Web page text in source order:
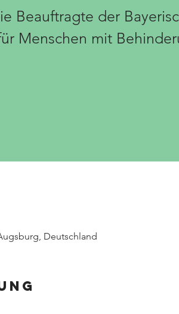
Beauftragte der
Menschen mit
Deutschland